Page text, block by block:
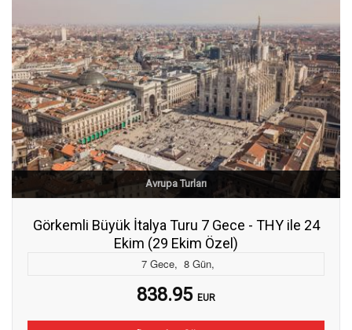
Avrupa Turları
Görkemli Büyük İtalya Turu 7 Gece - THY ile 24
Ekim (29 Ekim Özel)
7 Gece, 8 Gün,
838.95 EUR